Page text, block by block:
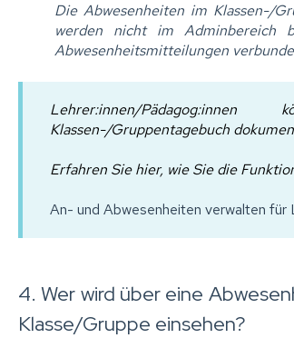
Die Abwesenheiten im Klassen-/
werden nicht im Adminbereich
Abwesenheitsmitteilungen
Lehrer:innen/
Klassen-/Gruppentagebuch
Erfahren Sie hier, wie Sie die
An- und Abwesenheiten verwalten für
4. Wer wird über eine
Klasse/Gruppe einsehen?